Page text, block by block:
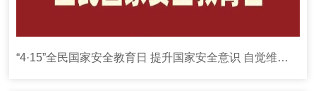
“4·15”全民国家安全教育日 提升国家安全意识 自觉维护国家安全